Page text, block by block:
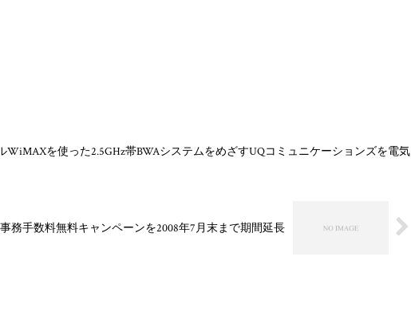
WiMAXを使った2.5GHz帯BWAシステムをめざすUQコミュニケーションズを電気
務手数料無料キャンペーンを2008年7月末まで期間延長